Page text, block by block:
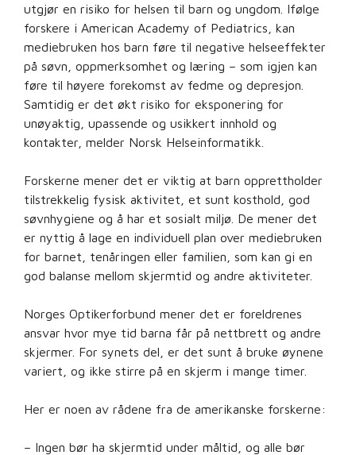
utgjør en risiko for helsen til barn og ungdom. Ifølge
forskere i American Academy of Pediatrics, kan
mediebruken hos barn føre til negative helseeffekter
på søvn, oppmerksomhet og læring – som igjen kan
føre til høyere forekomst av fedme og depresjon.
Samtidig er det økt risiko for eksponering for
unøyaktig, upassende og usikkert innhold og
kontakter, melder Norsk Helseinformatikk.
Forskerne mener det er viktig at barn opprettholder
tilstrekkelig fysisk aktivitet, et sunt kosthold, god
søvnhygiene og å har et sosialt miljø. De mener det
er nyttig å lage en individuell plan over mediebruken
for barnet, tenåringen eller familien, som kan gi en
god balanse mellom skjermtid og andre aktiviteter.
Norges Optikerforbund mener det er foreldrenes
ansvar hvor mye tid barna får på nettbrett og andre
skjermer. For synets del, er det sunt å bruke øynene
variert, og ikke stirre på en skjerm i mange timer.
Her er noen av rådene fra de amerikanske forskerne:
– Ingen bør ha skjermtid under måltid, og alle bør